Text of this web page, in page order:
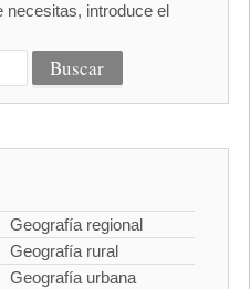
necesitas, introduce el
Geografía regional
Geografía rural
Geografía urbana